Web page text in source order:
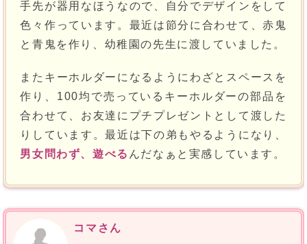
手先が器用なほうなので、自分でデザインをして
色々作っています。最近は節分に合わせて、赤鬼
と青鬼を作り、幼稚園の先生に渡していました。
またキーホルダーになるようにわざとスペースを
作り、100均で売っているキーホルダーの部品を
合わせて、お友達にプチプレゼントとして渡した
りしています。最近は下の弟もやるようになり、
男女問わず、遊べる んだなぁと実感しています。
コマさん